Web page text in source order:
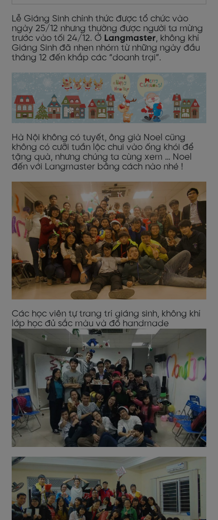
Lễ Giáng Sinh chính thức được tổ chức vào
ngày 25/12 nhưng thường được người ta mừng
trước vào tối 24/12. Ở Langmaster, không khí
Giáng Sinh đã nhen nhóm từ những ngày đầu
tháng 12 đến khắp các “doanh trại”.
Hà Nội không có tuyết, ông già Noel cũng
không có cưỡi tuần lộc chui vào ống khói để
tặng quà, nhưng chúng ta cùng xem … Noel
đến với Langmaster bằng cách nào nhé !
Các học viên tự trang trí giáng sinh, không khí
lớp học đủ sắc màu và đồ handmade